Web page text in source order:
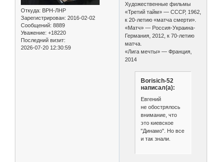
Откуда: ВРН-ЛНР
Зарегистрирован: 2016-02-02
Сообщений: 8889
Уважение: +18220
Последний визит:
2026-07-20 12:30:59
Художественные фильмы
«Третий тайм» — СССР, 1962,
к 20-летию «матча смерти».
«Матч» — Россия-Украина-
Германия, 2012, к 70-летию
матча.
«Лига мечты» — Франция,
2014
Borisich-52
написал(а):
Евгений
не обострялось
внимание, что
это киевское
"Динамо". Но все
и так знали.